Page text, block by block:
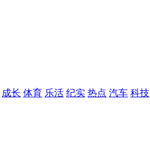
成长 体育 乐活 纪实 热点 汽车 科技